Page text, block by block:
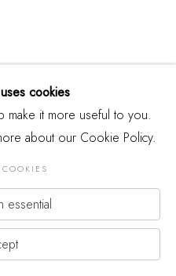
、周二闭馆
周二闭馆
cookies
make it more useful to you.
about our Cookie Policy.
essential